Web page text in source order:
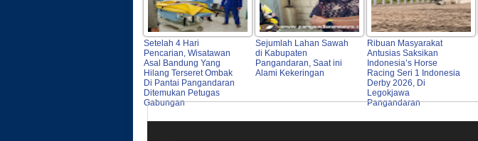
Setelah 4 Hari
Pencarian, Wisatawan
Asal Bandung Yang
Hilang Terseret Ombak
Di Pantai Pangandaran
Ditemukan Petugas
Gabungan
Sejumlah Lahan Sawah
di Kabupaten
Pangandaran, Saat ini
Alami Kekeringan
Ribuan Masyarakat
Antusias Saksikan
Indonesia’s Horse
Racing Seri 1 Indonesia
Derby 2026, Di
Legokjawa
Pangandaran